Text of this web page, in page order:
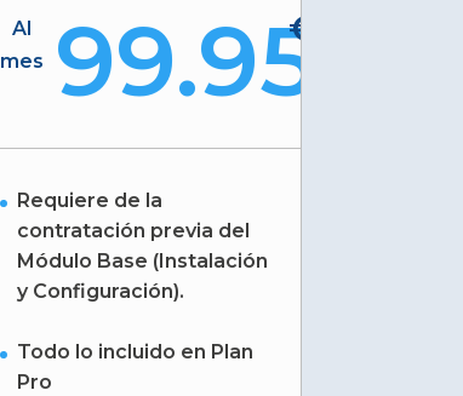
€
99.95
Al
mes
Requiere de la
contratación previa del
Módulo Base (Instalación
y Configuración).
Todo lo incluido en Plan
Pro